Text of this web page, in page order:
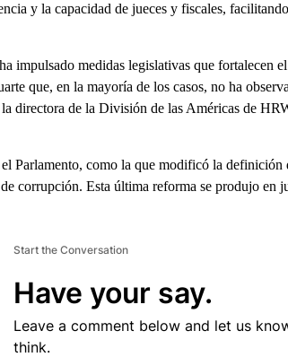
y la capacidad de jueces y fiscales,
impulsado medidas legislativas que fortalecen
que, en la mayoría de los casos, no ha
directora de la División de las Américas de
Parlamento, como la que modificó la definición
corrupción. Esta última reforma se produjo en
Start the Conversation
Have your say.
Leave a comment below and let us
think.